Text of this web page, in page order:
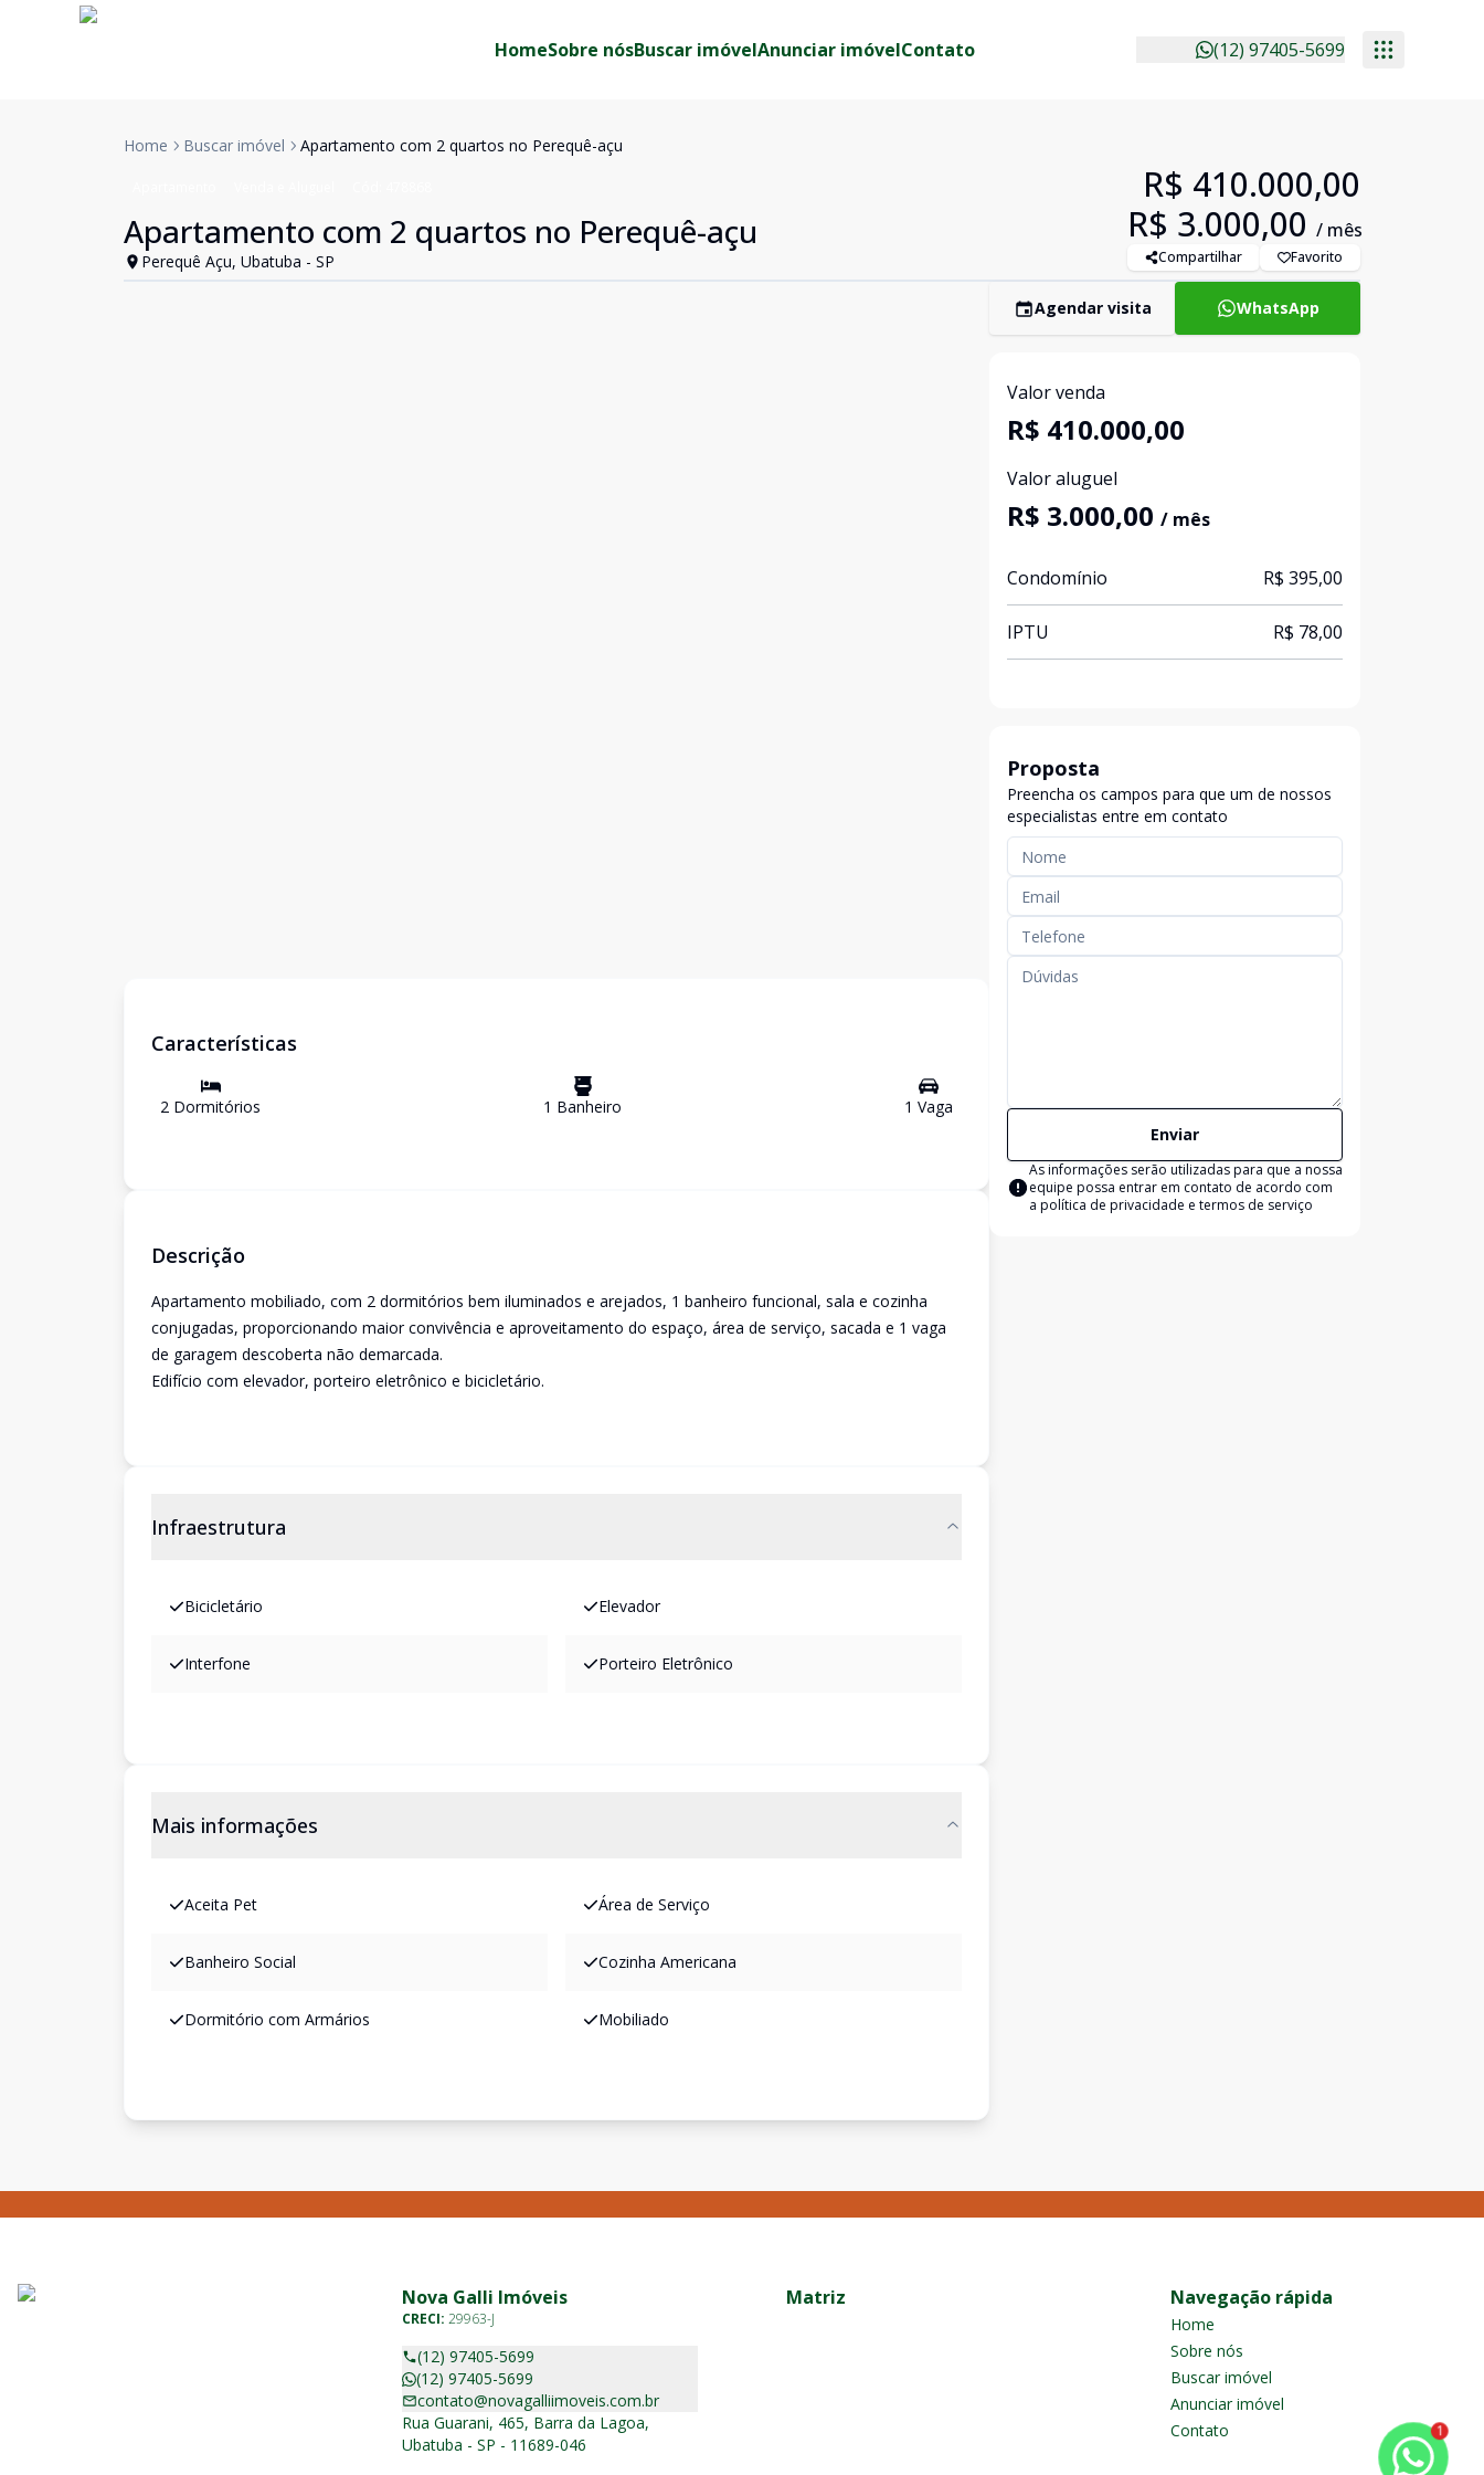
HomeSobre nósBuscar imóvelAnunciar imóvelContato (12) 97405-5699
Home Buscar imóvel Apartamento com 2 quartos no Perequê-açu
Apartamento com 2 quartos no Perequê-açu
Perequê Açu, Ubatuba - SP
R$ 410.000,00
R$ 3.000,00 / mês
Compartilhar Favorito
Características
2 Dormitórios 1 Banheiro 1 Vaga
Descrição
Apartamento mobiliado, com 2 dormitórios bem iluminados e arejados, 1 banheiro funcional, sala e cozinha
conjugadas, proporcionando maior convivência e aproveitamento do espaço, área de serviço, sacada e 1 vaga
de garagem descoberta não demarcada.
Edifício com elevador, porteiro eletrônico e bicicletário.
Infraestrutura
Bicicletário Elevador
Interfone Porteiro Eletrônico
Mais informações
Aceita Pet Área de Serviço
Banheiro Social Cozinha Americana
Dormitório com Armários Mobiliado
Agendar visita WhatsApp
Valor venda
R$ 410.000,00
Valor aluguel
R$ 3.000,00 / mês
Condomínio R$ 395,00
IPTU R$ 78,00
Proposta
Preencha os campos para que um de nossos
especialistas entre em contato
Enviar
As informações serão utilizadas para que a nossa
equipe possa entrar em contato de acordo com
a política de privacidade e termos de serviço
Nova Galli Imóveis
CRECI: 29963-J
(12) 97405-5699
(12) 97405-5699
contato@novagalliimoveis.com.br
Rua Guarani, 465, Barra da Lagoa,
Ubatuba - SP - 11689-046
Matriz Navegação rápida
Home
Sobre nós
Buscar imóvel
Anunciar imóvel
Contato
1